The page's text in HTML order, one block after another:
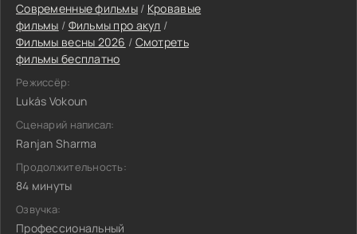
Современные фильмы / Кровавые
фильмы / Фильмы про акул /
Фильмы весны 2026 / Смотреть
фильмы бесплатно
Режиссёр:
Lukás Vokoun
Сценарий написал:
Ranjan Sharma
Продолжительность:
84 минуты
Озвучка:
Профессиональный